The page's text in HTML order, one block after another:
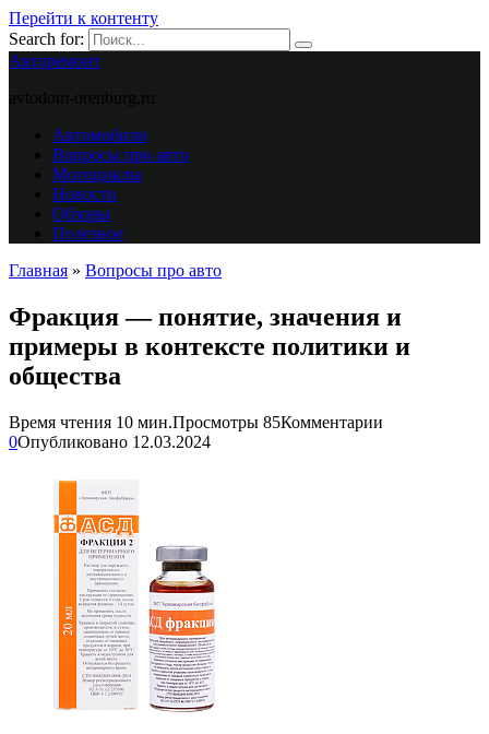
Перейти к контенту
Search for:
Авторемонт
Автомобили
Вопросы про авто
Мотоциклы
Новости
Обзоры
Полезное
Главная » Вопросы про авто
Фракция — понятие, значения и
примеры в контексте политики и
общества
Время чтения 10 мин.Просмотры 85Комментарии
0Опубликовано 12.03.2024